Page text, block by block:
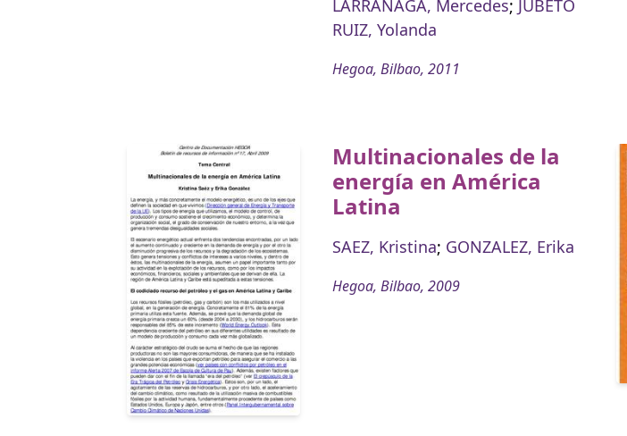
LARRAÑAGA, Mercedes; JUBETO
RUIZ, Yolanda
Hegoa, Bilbao, 2011
Multinacionales de la
energía en América
Latina
SAEZ, Kristina; GONZALEZ, Erika
Hegoa, Bilbao, 2009